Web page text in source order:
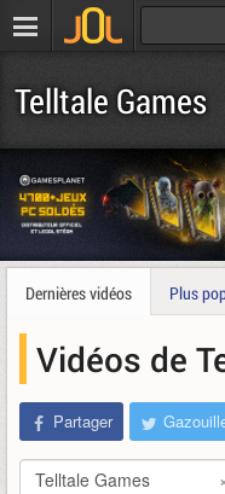
Telltale Games
Dernières vidéos Plus
Vidéos de
Partager
Telltale Games